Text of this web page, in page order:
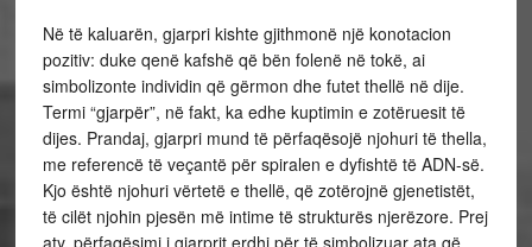
Në të kaluarën, gjarpri kishte gjithmonë një konotacion
pozitiv: duke qenë kafshë që bën folenë në tokë, ai
simbolizonte individin që gërmon dhe futet thellë në dije.
Termi “gjarpër”, në fakt, ka edhe kuptimin e zotëruesit të
dijes. Prandaj, gjarpri mund të përfaqësojë njohuri të thella,
me referencë të veçantë për spiralen e dyfishtë të ADN-së.
Kjo është njohuri vërtetë e thellë, që zotërojnë gjenetistët,
të cilët njohin pjesën më intime të strukturës njerëzore. Prej
aty, përfaqësimi i gjarprit erdhi për të simbolizuar ata që